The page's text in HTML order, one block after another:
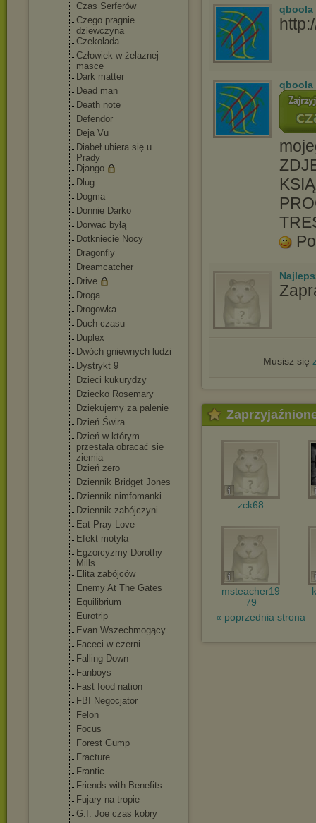
Czas Serferów
Czego pragnie
dziewczyna
Czekolada
Człowiek w żelaznej
masce
Dark matter
Dead man
Death note
Defendor
Deja Vu
Diabeł ubiera się u
Prady
Django
Dlug
Dogma
Donnie Darko
Dorwać byłą
Dotkniecie Nocy
Dragonfly
Dreamcatcher
Drive
Droga
Drogowka
Duch czasu
Duplex
Dwóch gniewnych ludzi
Dystrykt 9
Dzieci kukurydzy
Dziecko Rosemary
Dziękujemy za palenie
Dzień Świra
Dzień w którym
przestała obracać sie
ziemia
Dzień zero
Dziennik Bridget Jones
Dziennik nimfomanki
Dziennik zabójczyni
Eat Pray Love
Efekt motyla
Egzorcyzmy Dorothy
Mills
Elita zabójców
Enemy At The Gates
Equilibrium
Eurotrip
Evan Wszechmogący
Faceci w czerni
Falling Down
Fanboys
Fast food nation
FBI Negocjator
Felon
Focus
Forest Gump
Fracture
Frantic
Friends with Benefits
Fujary na tropie
G.I. Joe czas kobry
qboola
qboola
Musisz się
zck68
msteacher19
79
« poprzednia strona